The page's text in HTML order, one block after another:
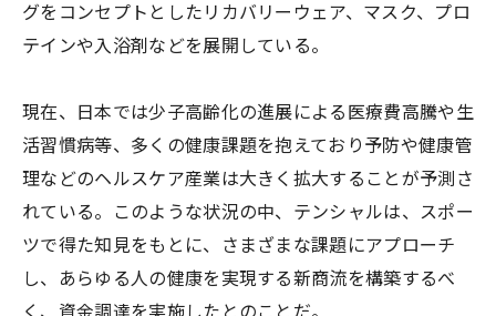
グをコンセプトとしたリカバリーウェア、マスク、プロ
テインや入浴剤などを展開している。
現在、日本では少子高齢化の進展による医療費高騰や生
活習慣病等、多くの健康課題を抱えており予防や健康管
理などのヘルスケア産業は大きく拡大することが予測さ
れている。このような状況の中、テンシャルは、スポー
ツで得た知見をもとに、さまざまな課題にアプローチ
し、あらゆる人の健康を実現する新商流を構築するべ
く、資金調達を実施したとのことだ。